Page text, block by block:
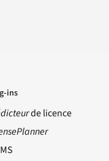
ins
de licence